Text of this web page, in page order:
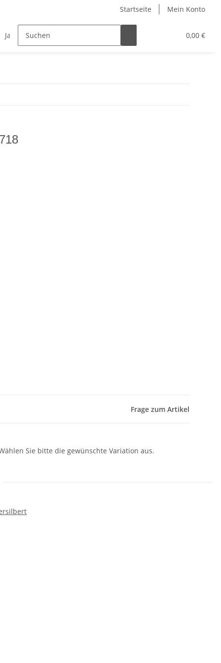
Startseite Mein Konto
0,00 €
Jagdauszeichnungen Teamware
Frage zum Artikel
Sie bitte die gewünschte Variation aus.